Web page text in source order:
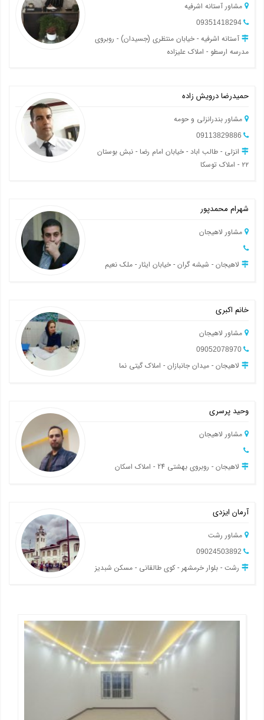
مشاور آستانه اشرفیه
آستانه اشرفیه - خیابان منتظری (جسیدان) - روبروی
مدرسه ارسطو - املاک علیزاده
حمیدرضا درویش زاده
مشاور بندرانزلی و حومه
انزلی - طالب اباد - خیابان امام رضا - نبش بوستان
۲۲ - املاک توسکا
شهرام محمدپور
مشاور لاهیجان
لاهیجان - شیشه گران - خیابان ایثار - ملک نعیم
خانم اکبری
مشاور لاهیجان
لاهیجان - میدان جانبازان - املاک گیتی نما
وحید پرسری
مشاور لاهیجان
لاهیجان - روبروی بهشتی 24 - املاک اسکان
آرمان ایزدی
مشاور رشت
رشت - بلوار خرمشهر - کوی طالقانی - مسکن شبدیز